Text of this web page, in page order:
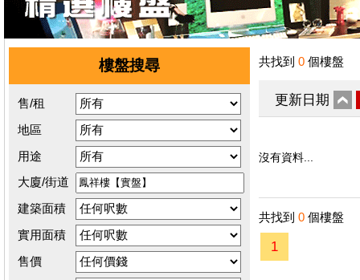
樓盤搜尋
售/租
地區
用途
大廈/街道
建築面積
實用面積
售價
共找到 0 個樓盤
更新日期
沒有資料...
共找到 0 個樓盤
1